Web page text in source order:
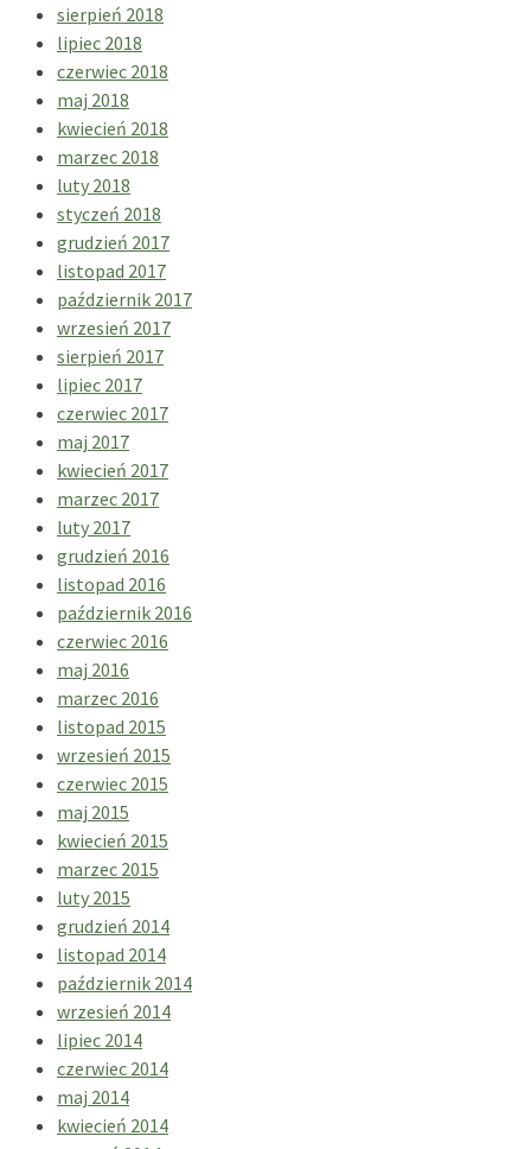
sierpień 2018
lipiec 2018
czerwiec 2018
maj 2018
kwiecień 2018
marzec 2018
luty 2018
styczeń 2018
grudzień 2017
listopad 2017
październik 2017
wrzesień 2017
sierpień 2017
lipiec 2017
czerwiec 2017
maj 2017
kwiecień 2017
marzec 2017
luty 2017
grudzień 2016
listopad 2016
październik 2016
czerwiec 2016
maj 2016
marzec 2016
listopad 2015
wrzesień 2015
czerwiec 2015
maj 2015
kwiecień 2015
marzec 2015
luty 2015
grudzień 2014
listopad 2014
październik 2014
wrzesień 2014
lipiec 2014
czerwiec 2014
maj 2014
kwiecień 2014